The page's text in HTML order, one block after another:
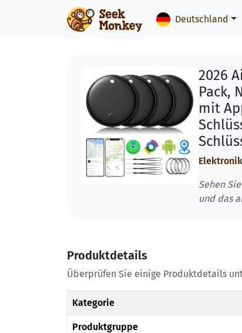
Deutschland
2026
Pack,
mit
Sehen
und das
Produktdetails
Überprüfen Sie einige Produktdetails
Kategorie
Produktgruppe